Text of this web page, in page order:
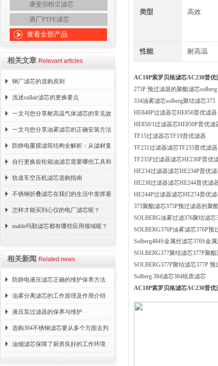
康斐尔粉尘滤芯
酒厂PTFE滤芯
查看全部产品
相关文章 Relevant articles
钢厂滤芯的选购原则
浅述sullair滤芯的更换要点
一文与您分享耐高温气体滤芯的常见故
障相应解决方法
一文与您分享油雾滤芯的正确安装方法
防静电覆膜滤筒结构全解析：从滤材复
合到整体成型
自行更换齿轮箱油滤芯需要哪些工具和
材料？
轨道车空压机滤芯选购指南
不锈钢折叠滤芯在我们的生活中发挥着
哪些作用呢？
怎样才能买到心仪的电厂滤芯呢？
mahle玛勒滤芯都有哪些应用领域呢？
相关新闻 Related news
防静电液压滤芯正确的维护保养方法
油雾分离滤芯的工作原理及作用介绍
液压泵过滤器的保养与维护
选购304不锈钢滤芯要从多个方面去判
断
油烟滤芯保障了厨房良好的工作环境
类型 高效
性能 耐高温
AC18P索罗贝格滤芯AC230普优
275P 预过滤器的聚酯滤芯
334油雾滤芯solberg聚结滤芯375
HE848P过滤器芯HE850普优滤器
HE850/1过滤器芯HE850P普优滤
TF15过滤器芯TF19普优滤器
TF231过滤器滤芯TF235普优滤器
TF235P过滤器滤芯HE230P普优
HE234过滤器滤芯HE234P普优
HE238过滤器滤芯HE244普优滤
HE244P过滤器滤芯HE274普优
375聚酯滤芯375P预过滤器的聚
SOLBERG油雾过滤376聚结滤芯
SOLBERG376P油雾滤芯376P预
Solberg484S金属丝滤芯376S金
SOLBERG377聚结滤芯377P聚
SOLBERG377P聚结滤芯377P
Solberg 384滤芯384纸质滤芯
AC18P索罗贝格滤芯AC230普优